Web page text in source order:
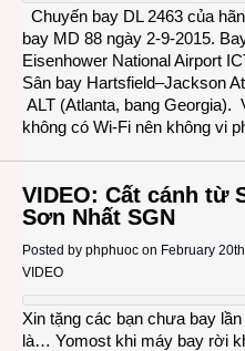
Chuyến bay DL 2463 của
bay MD 88 ngày 2-9-2015.
Eisenhower National Airport
Sân bay Hartsfield–Jackson
ALT (Atlanta, bang Georgia).
không có Wi-Fi nên không vi
VIDEO: Cất cánh từ
Sơn Nhất SGN
Posted by phphuoc on February
VIDEO
Xin tặng các bạn chưa bay
là… Yomost khi máy bay rời